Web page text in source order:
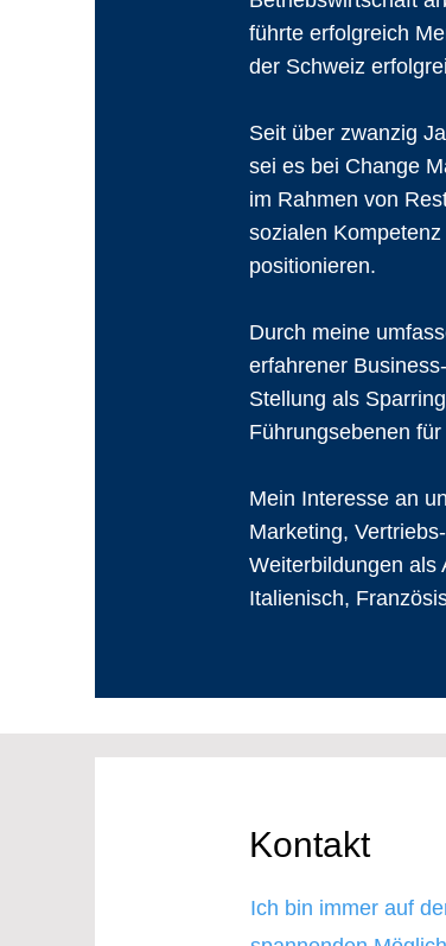
führte erfolgreich
der Schweiz
Seit über zwanzig
sei es bei Change
im Rahmen von
sozialen
positionieren.
Durch meine
erfahrener
Stellung als
Führungsebenen
Mein Interesse an
Marketing,
Weiterbildungen als
Italienisch,
Kontakt
Ich bin immer auf